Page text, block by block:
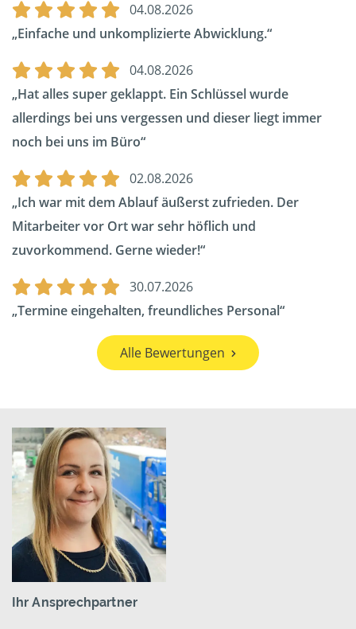
04.08.2026
Einfache und unkomplizierte Abwicklung.
04.08.2026
Hat alles super geklappt. Ein Schlüssel wurde
allerdings bei uns vergessen und dieser liegt immer
noch bei uns im Büro
02.08.2026
Ich war mit dem Ablauf äußerst zufrieden. Der
Mitarbeiter vor Ort war sehr höflich und
zuvorkommend. Gerne wieder!
30.07.2026
Termine eingehalten, freundliches Personal
Alle Bewertungen
Ihr Ansprechpartner